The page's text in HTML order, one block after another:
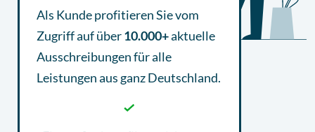
Als Kunde profitieren Sie vom
Zugriff auf über10.000+aktuelle
Ausschreibungenfür alle
Leistungen aus ganz Deutschland.